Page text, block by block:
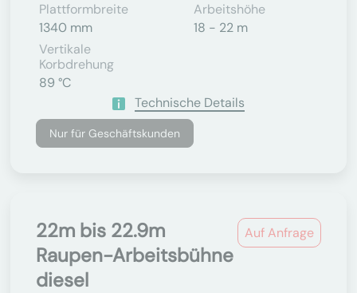
Plattformbreite
1340 mm
Arbeitshöhe
18 - 22 m
Vertikale
Korbdrehung
89 °C
Technische Details
Nur für Geschäftskunden
Auf Anfrage
22m bis 22.9m
Raupen-Arbeitsbühne
diesel